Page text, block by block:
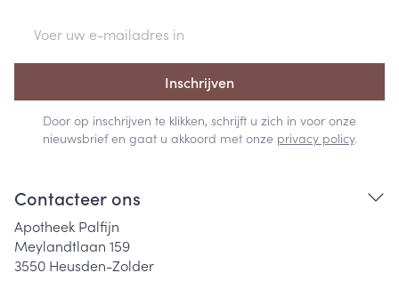
Inschrijven
Door op inschrijven te klikken, schrijft u zich in voor onze
nieuwsbrief en gaat u akkoord met onze privacy policy.
Contacteer ons
Apotheek Palfijn
Meylandtlaan 159
3550 Heusden-Zolder